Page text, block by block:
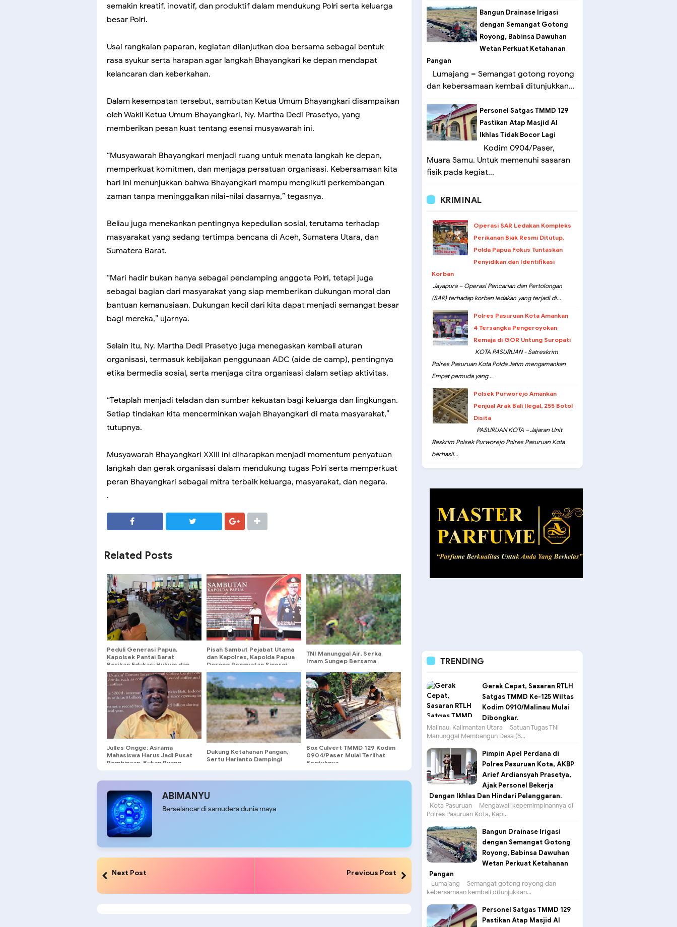
semakin kreatif, inovatif, dan produktif dalam mendukung Polri serta keluarga
besar Polri.
Usai rangkaian paparan, kegiatan dilanjutkan doa bersama sebagai bentuk
rasa syukur serta harapan agar langkah Bhayangkari ke depan mendapat
kelancaran dan keberkahan.
Dalam kesempatan tersebut, sambutan Ketua Umum Bhayangkari disampaikan
oleh Wakil Ketua Umum Bhayangkari, Ny. Martha Dedi Prasetyo, yang
memberikan pesan kuat tentang esensi musyawarah ini.
“Musyawarah Bhayangkari menjadi ruang untuk menata langkah ke depan,
memperkuat komitmen, dan menjaga persatuan organisasi. Kebersamaan kita
hari ini menunjukkan bahwa Bhayangkari mampu mengikuti perkembangan
zaman tanpa meninggalkan nilai-nilai dasarnya,” tegasnya.
Beliau juga menekankan pentingnya kepedulian sosial, terutama terhadap
masyarakat yang sedang tertimpa bencana di Aceh, Sumatera Utara, dan
Sumatera Barat.
“Mari hadir bukan hanya sebagai pendamping anggota Polri, tetapi juga
sebagai bagian dari masyarakat yang siap memberikan dukungan moral dan
bantuan kemanusiaan. Dukungan kecil dari kita dapat menjadi semangat besar
bagi mereka,” ujarnya.
Selain itu, Ny. Martha Dedi Prasetyo juga menegaskan kembali aturan
organisasi, termasuk kebijakan penggunaan ADC (aide de camp), pentingnya
etika bermedia sosial, serta menjaga citra organisasi dalam setiap aktivitas.
“Tetaplah menjadi teladan dan sumber kekuatan bagi keluarga dan lingkungan.
Setiap tindakan kita mencerminkan wajah Bhayangkari di mata masyarakat,”
tutupnya.
Musyawarah Bhayangkari XXIII ini diharapkan menjadi momentum penyatuan
langkah dan gerak organisasi dalam mendukung tugas Polri serta memperkuat
peran Bhayangkari sebagai mitra terbaik keluarga, masyarakat, dan negara.
.
Related Posts
Peduli Generasi Papua,
Kapolsek Pantai Barat
Berikan Edukasi Hukum dan
Pencegahan Narkoba
Pisah Sambut Pejabat Utama
dan Kapolres, Kapolda Papua
Dorong Penguatan Sinergi
dan Pelayanan Masyarakat
TNI Manunggal Air, Serka
Imam Sungep Bersama
Gotong Royong Bersihkan
Irigasi
Julles Ongge: Asrama
Mahasiswa Harus Jadi Pusat
Pembinaan, Bukan Ruang
Dukung Ketahanan Pangan,
Sertu Harianto Dampingi
Box Culvert TMMD 129 Kodim
0904/Paser Mulai Terlihat
Bentuknya
ABIMANYU
Berselancar di samudera dunia maya
Next Post Previous Post
Bangun Drainase Irigasi
dengan Semangat Gotong
Royong, Babinsa Dawuhan
Wetan Perkuat Ketahanan
Pangan
Lumajang – Semangat gotong royong
dan kebersamaan kembali ditunjukkan...
Personel Satgas TMMD 129
Pastikan Atap Masjid Al
Ikhlas Tidak Bocor Lagi
Kodim 0904/Paser,
Muara Samu. Untuk memenuhi sasaran
fisik pada kegiat...
KRIMINAL
Operasi SAR Ledakan Kompleks
Perikanan Biak Resmi Ditutup,
Polda Papua Fokus Tuntaskan
Penyidikan dan Identifikasi
Korban
Jayapura – Operasi Pencarian dan Pertolongan
(SAR) terhadap korban ledakan yang terjadi di...
Polres Pasuruan Kota Amankan
4 Tersangka Pengeroyokan
Remaja di GOR Untung Suropati
KOTA PASURUAN - Satreskrim
Polres Pasuruan Kota Polda Jatim mengamankan
Empat pemuda yang...
Polsek Purworejo Amankan
Penjual Arak Bali Ilegal, 255 Botol
Disita
PASURUAN KOTA – Jajaran Unit
Reskrim Polsek Purworejo Polres Pasuruan Kota
berhasil...
TRENDING
Gerak Cepat, Sasaran RTLH
Satgas TMMD Ke-125 Wiltas
Kodim 0910/Malinau Mulai
Dibongkar.
Malinau, Kalimantan Utara – Satuan Tugas TNI
Manunggal Membangun Desa (S...
Pimpin Apel Perdana di
Polres Pasuruan Kota, AKBP
Arief Ardiansyah Prasetya,
Ajak Personel Bekerja
Dengan Ikhlas Dan Hindari Pelanggaran.
Kota Pasuruan – Mengawali kepemimpinannya di
Polres Pasuruan Kota, Kap...
Bangun Drainase Irigasi
dengan Semangat Gotong
Royong, Babinsa Dawuhan
Wetan Perkuat Ketahanan
Pangan
Lumajang – Semangat gotong royong dan
kebersamaan kembali ditunjukkan...
Personel Satgas TMMD 129
Pastikan Atap Masjid Al